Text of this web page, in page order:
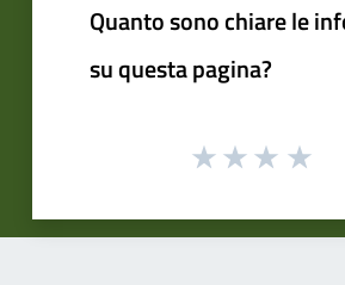
Quanto sono chiare le
su questa pagina?